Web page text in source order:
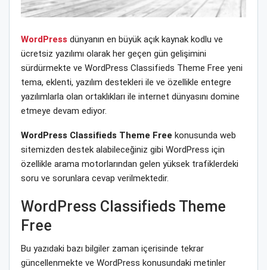
WordPress dünyanın en büyük açık kaynak kodlu ve
ücretsiz yazılımı olarak her geçen gün gelişimini
sürdürmekte ve WordPress Classifieds Theme Free yeni
tema, eklenti, yazılım destekleri ile ve özellikle entegre
yazılımlarla olan ortaklıkları ile internet dünyasını domine
etmeye devam ediyor.
WordPress Classifieds Theme Free konusunda web
sitemizden destek alabileceğiniz gibi WordPress için
özellikle arama motorlarından gelen yüksek trafiklerdeki
soru ve sorunlara cevap verilmektedir.
WordPress Classifieds Theme
Free
Bu yazıdaki bazı bilgiler zaman içerisinde tekrar
güncellenmekte ve WordPress konusundaki metinler